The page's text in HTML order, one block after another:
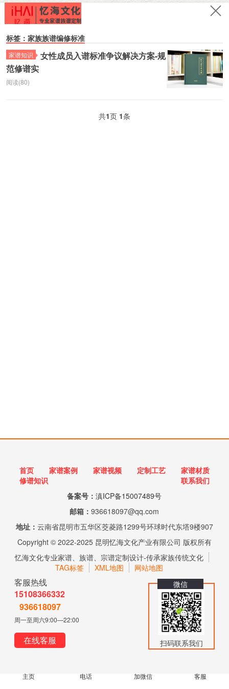
标签：家族族谱编修标准
家谱知识
女性成员入谱标准争议解决方案-规
范修谱实
阅读(80)
共1页 1条
首页 家谱案例 家谱视频 定制工艺
家谱材质
修谱知识
联系我们
备案号：滇ICP备15007489号
邮箱：936618097@qq.com
地址： 云南省昆明市五华区茭菱路1299号环球时代东塔9楼907
Copyright © 2022-2025 昆明忆海文化产业有限公司 版权所有
忆海文化专业家谱、族谱、宗谱定制设计-传承家族传统文化
TAG标签
XML地图 网站地图
客服热线
15108366332
936618097
周一至周六9:00—22:00
在线客服
微信
扫码联系我们
主页 电话 加微信 客服